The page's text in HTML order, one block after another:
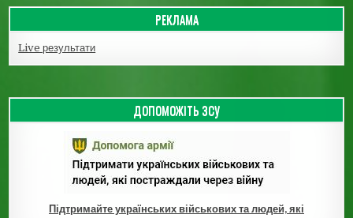
РЕКЛАМА
Live результати
ДОПОМОЖІТЬ ЗСУ
Підтримайте українських військових та людей, які